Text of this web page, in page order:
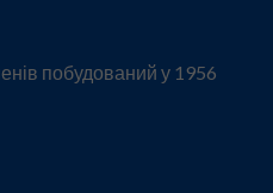
побудований у 1956